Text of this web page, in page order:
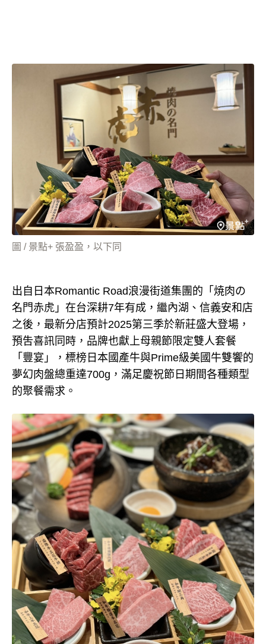
圖 / 景點+ 張盈盈，以下同
出自日本Romantic Road浪漫街道集團的「焼肉の
名門赤虎」在台深耕7年有成，繼內湖、信義安和店
之後，最新分店預計2025第三季於新莊盛大登場，
預吿喜訊同時，品牌也獻上母親節限定雙人套餐
「豐宴」，標榜日本國產牛與Prime級美國牛雙饗的
夢幻肉盤總重達700g，滿足慶祝節日期間各種類型
的聚餐需求。